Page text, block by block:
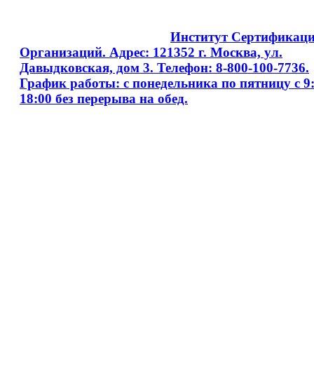
Институт
Организаций. Адрес: 121352 г. Москва, ул.
Давыдковская, дом 3. Телефон: 8-800-100-7736.
График работы: с понедельника по пятницу с
18:00 без перерыва на обед.